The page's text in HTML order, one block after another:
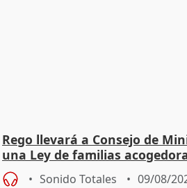
Rego llevará a Consejo de
una Ley de familias
Sonido Totales 09/08/